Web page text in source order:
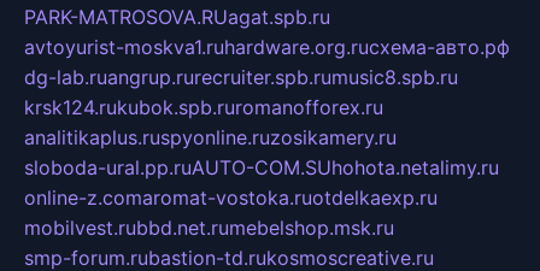
PARK-MATROSOVA.RUagat.spb.ru
avtoyurist-moskva1.ruhardware.org.ruсхема-авто.рф
dg-lab.ruangrup.rurecruiter.spb.rumusic8.spb.ru
krsk124.rukubok.spb.ruromanofforex.ru
analitikaplus.ruspyonline.ruzosikamery.ru
sloboda-ural.pp.ruAUTO-COM.SUhohota.netalimy.ru
online-z.comaromat-vostoka.ruotdelkaexp.ru
mobilvest.rubbd.net.rumebelshop.msk.ru
smp-forum.rubastion-td.rukosmoscreative.ru